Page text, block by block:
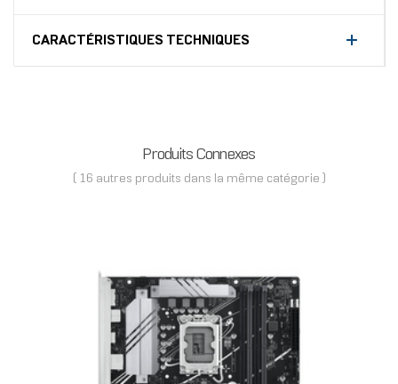
CARACTÉRISTIQUES TECHNIQUES
Produits Connexes
( 16 autres produits dans la même catégorie )